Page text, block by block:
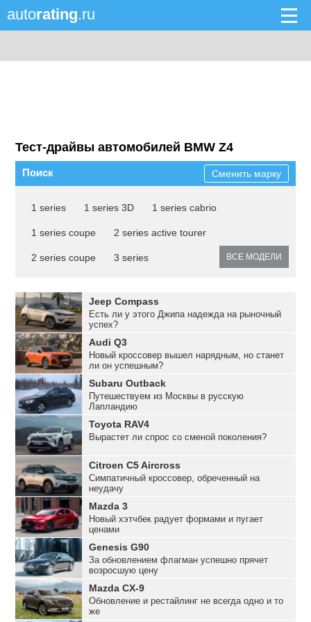
autorating.ru
Тест-драйвы автомобилей BMW Z4
Поиск Сменить марку
1 series 1 series 3D 1 series cabrio
1 series coupe 2 series active tourer
2 series coupe 3 series ВСЕ МОДЕЛИ
Jeep Compass
Есть ли у этого Джипа надежда на рыночный
успех?
Audi Q3
Новый кроссовер вышел нарядным, но станет
ли он успешным?
Subaru Outback
Путешествуем из Москвы в русскую
Лапландию
Toyota RAV4
Вырастет ли спрос со сменой поколения?
Citroen C5 Aircross
Симпатичный кроссовер, обреченный на
неудачу
Mazda 3
Новый хэтчбек радует формами и пугает
ценами
Genesis G90
За обновлением флагман успешно прячет
возросшую цену
Mazda CX-9
Обновление и рестайлинг не всегда одно и то
же